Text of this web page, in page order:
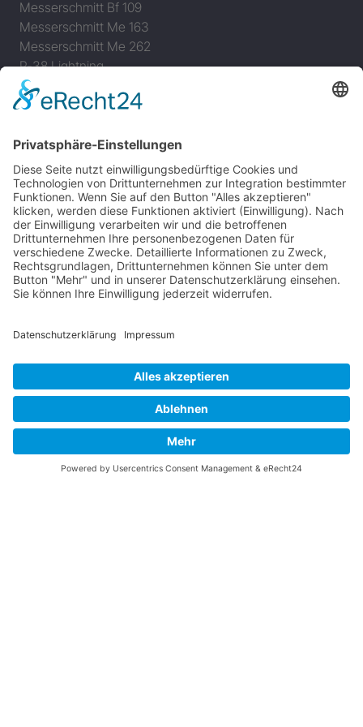
Messerschmitt Bf 109
Messerschmitt Me 163
Messerschmitt Me 262
P-38 Lightning
P-47 Thunderbolt
P-51 Mustang
INFO
Über diese B-17 Webseite
Kontakt
Impressum
Datenschutzerklärung
B-17 Fan Store
Links
UNTERSTÜTZEN
Gefällt Ihnen diese Website über die B-17 Flying
Fortress? Ich könnte Ihnen helfen, die Informationen
zu finden, die Sie suchen? Ich würde mich sehr
freuen, wenn Sie meine Arbeit jetzt mitPayPal
Meunterstützen!